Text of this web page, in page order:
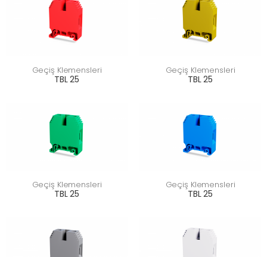
Geçiş Klemensleri
TBL 25
Geçiş Klemensleri
TBL 25
Geçiş Klemensleri
TBL 25
Geçiş Klemensleri
TBL 25